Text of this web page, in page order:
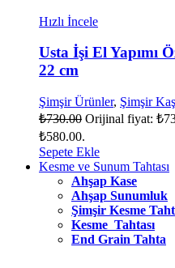
Hızlı İncele
Usta İşi El Yapımı
22 cm
Şimşir Ürünler, Şimşir
₺730.00 Orijinal fiyat:
₺580.00.
Sepete Ekle
Kesme ve Sunum Tahtası
Ahşap Kase
Ahşap Sunumluk
Şimşir Kesme
Kesme Tahtası
End Grain Tahta